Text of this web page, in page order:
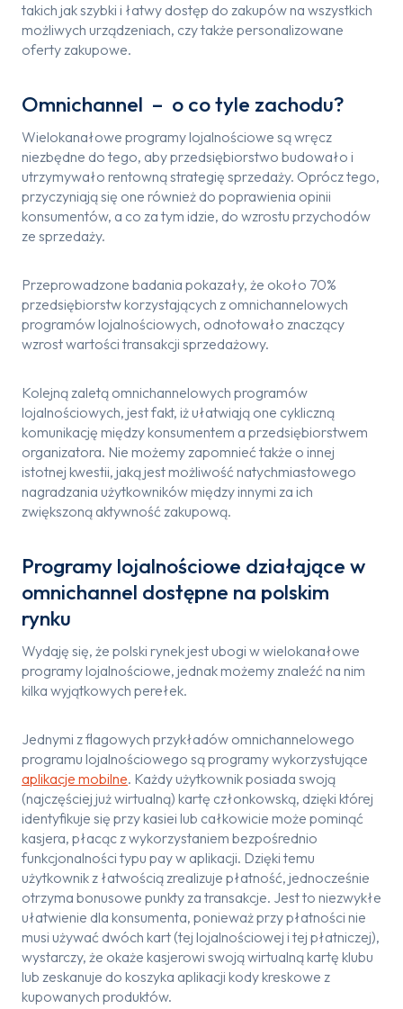
takich jak szybki i łatwy dostęp do zakupów na wszystkich
możliwych urządzeniach, czy także personalizowane
oferty zakupowe.
Omnichannel – o co tyle zachodu?
Wielokanałowe programy lojalnościowe są wręcz
niezbędne do tego, aby przedsiębiorstwo budowało i
utrzymywało rentowną strategię sprzedaży. Oprócz tego,
przyczyniają się one również do poprawienia opinii
konsumentów, a co za tym idzie, do wzrostu przychodów
ze sprzedaży.
Przeprowadzone badania pokazały, że około 70%
przedsiębiorstw korzystających z omnichannelowych
programów lojalnościowych, odnotowało znaczący
wzrost wartości transakcji sprzedażowy.
Kolejną zaletą omnichannelowych programów
lojalnościowych, jest fakt, iż ułatwiają one cykliczną
komunikację między konsumentem a przedsiębiorstwem
organizatora. Nie możemy zapomnieć także o innej
istotnej kwestii, jaką jest możliwość natychmiastowego
nagradzania użytkowników między innymi za ich
zwiększoną aktywność zakupową.
Programy lojalnościowe działające w
omnichannel dostępne na polskim
rynku
Wydaję się, że polski rynek jest ubogi w wielokanałowe
programy lojalnościowe, jednak możemy znaleźć na nim
kilka wyjątkowych perełek.
Jednymi z flagowych przykładów omnichannelowego
programu lojalnościowego są programy wykorzystujące
aplikacje mobilne. Każdy użytkownik posiada swoją
(najczęściej już wirtualną) kartę członkowską, dzięki której
identyfikuje się przy kasiei lub całkowicie może pominąć
kasjera, płacąc z wykorzystaniem bezpośrednio
funkcjonalności typu pay w aplikacji. Dzięki temu
użytkownik z łatwością zrealizuje płatność, jednocześnie
otrzyma bonusowe punkty za transakcje. Jest to niezwykłe
ułatwienie dla konsumenta, ponieważ przy płatności nie
musi używać dwóch kart (tej lojalnościowej i tej płatniczej),
wystarczy, że okaże kasjerowi swoją wirtualną kartę klubu
lub zeskanuje do koszyka aplikacji kody kreskowe z
kupowanych produktów.